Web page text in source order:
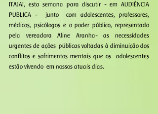
ITAJAI, esta semana para discutir - em AUDIÊNCIA
PUBLICA -  junto  com adolescentes, professores,
médicos, psicólogos e o poder público, representado
pela vereadora Aline Aranha- as necessidades
urgentes de ações  públicas voltadas à diminuição dos
conflitos e sofrimentos mentais que os  adolescentes
estão vivendo  em nossos atuais dias.